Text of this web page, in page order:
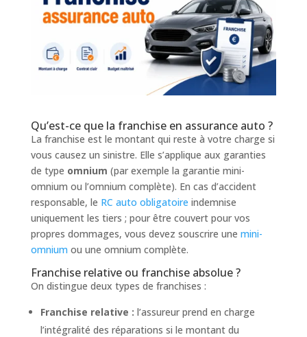
Qu’est-ce que la franchise en assurance auto ?
La franchise est le montant qui reste à votre charge si
vous causez un sinistre. Elle s’applique aux garanties
de type omnium (par exemple la garantie mini-
omnium ou l’omnium complète). En cas d’accident
responsable, le RC auto obligatoire indemnise
uniquement les tiers ; pour être couvert pour vos
propres dommages, vous devez souscrire une mini-
omnium ou une omnium complète.
Franchise relative ou franchise absolue ?
On distingue deux types de franchises :
Franchise relative : l’assureur prend en charge
l’intégralité des réparations si le montant du